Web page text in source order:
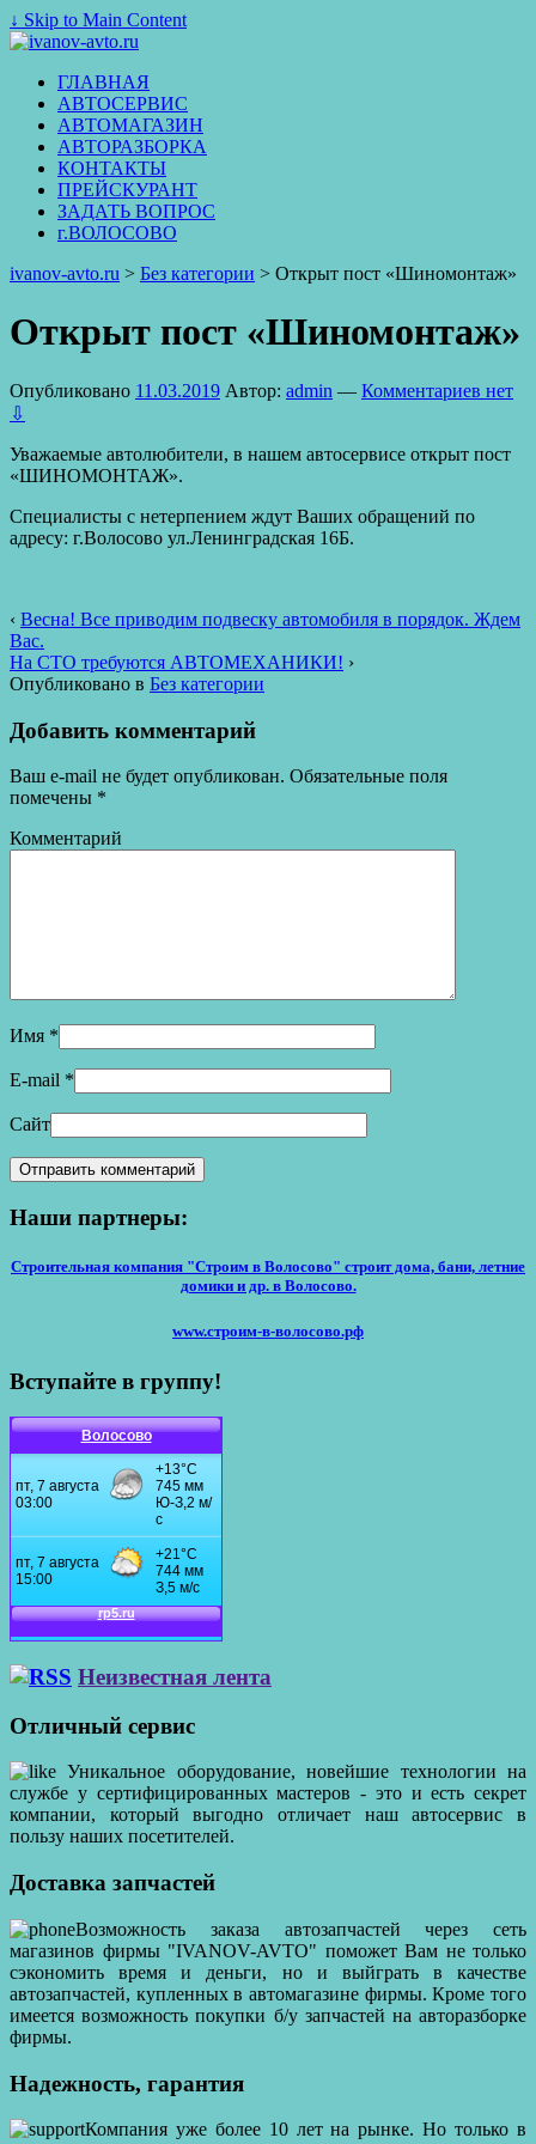
↓ Skip to Main Content
ГЛАВНАЯ
АВТОСЕРВИС
АВТОМАГАЗИН
АВТОРАЗБОРКА
КОНТАКТЫ
ПРЕЙСКУРАНТ
ЗАДАТЬ ВОПРОС
г.ВОЛОСОВО
ivanov-avto.ru > Без категории > Открыт пост «Шиномонтаж»
Открыт пост «Шиномонтаж»
Опубликовано 11.03.2019 Автор: admin — Комментариев нет
⇩
Уважаемые автолюбители, в нашем автосервисе открыт пост
«ШИНОМОНТАЖ».
Специалисты с нетерпением ждут Ваших обращений по
адресу: г.Волосово ул.Ленинградская 16Б.
‹ Весна! Все приводим подвеску автомобиля в порядок. Ждем
Вас.
На СТО требуются АВТОМЕХАНИКИ! ›
Опубликовано в Без категории
Добавить комментарий
Ваш e-mail не будет опубликован. Обязательные поля
помечены *
Комментарий
Имя *
E-mail *
Сайт
Наши партнеры:
Строительная компания "Строим в Волосово" строит дома, бани, летние
домики и др. в Волосово.
www.строим-в-волосово.рф
Вступайте в группу!
Волосово
Неизвестная лента
Отличный сервис
Уникальное оборудование, новейшие технологии на
службе у сертифицированных мастеров - это и есть секрет
компании, который выгодно отличает наш автосервис в
пользу наших посетителей.
Доставка запчастей
Возможность заказа автозапчастей через сеть
магазинов фирмы "IVANOV-AVTO" поможет Вам не только
сэкономить время и деньги, но и выйграть в качестве
автозапчастей, купленных в автомагазине фирмы. Кроме того
имеется возможность покупки б/у запчастей на авторазборке
фирмы.
Надежность, гарантия
Компания уже более 10 лет на рынке. Но только в